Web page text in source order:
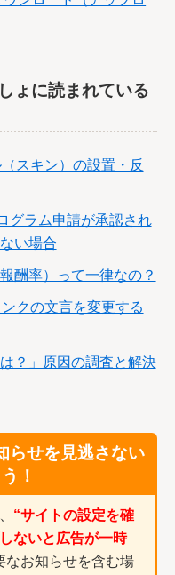
ょに読まれている
スキン）の設置・反
グラム申請が承認され
い場合
酬率）って一律なの？
クの文言を変更する
？」原因の調査と解決
らせを見逃さない
！
“サイトの設定を確
ないと広告が一時
なお知らせを含む場